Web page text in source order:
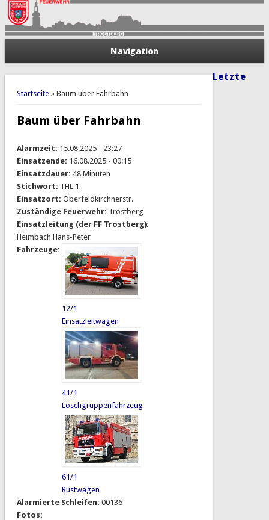
Navigation
Sie sind hier
Startseite» Baum über Fahrbahn
Baum über Fahrbahn
Alarmzeit: 15.08.2025 - 23:27
Einsatzende: 16.08.2025 - 00:15
Einsatzdauer: 48 Minuten
Stichwort: THL 1
Einsatzort: Oberfeldkirchnerstr.
Zuständige Feuerwehr: Trostberg
Einsatzleitung (der FF Trostberg):
Heimbach Hans-Peter
Fahrzeuge:
12/1
Einsatzleitwagen
41/1
Löschgruppenfahrzeug
61/1
Rüstwagen
Alarmierte Schleifen: 00136
Fotos:
Letzte